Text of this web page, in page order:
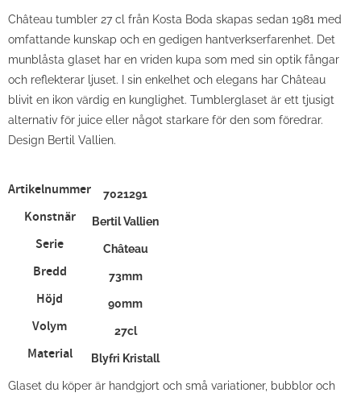
Château tumbler 27 cl från Kosta Boda skapas sedan 1981 med
omfattande kunskap och en gedigen hantverkserfarenhet. Det
munblåsta glaset har en vriden kupa som med sin optik fångar
och reflekterar ljuset. I sin enkelhet och elegans har Château
blivit en ikon värdig en kunglighet. Tumblerglaset är ett tjusigt
alternativ för juice eller något starkare för den som föredrar.
Design Bertil Vallien.
Artikelnummer 7021291
Konstnär Bertil Vallien
Serie Château
Bredd 73mm
Höjd 90mm
Volym 27cl
Material
Blyfri Kristall
Glaset du köper är handgjort och små variationer, bubblor och